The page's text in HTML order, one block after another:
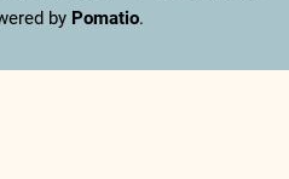
by Pomatio.